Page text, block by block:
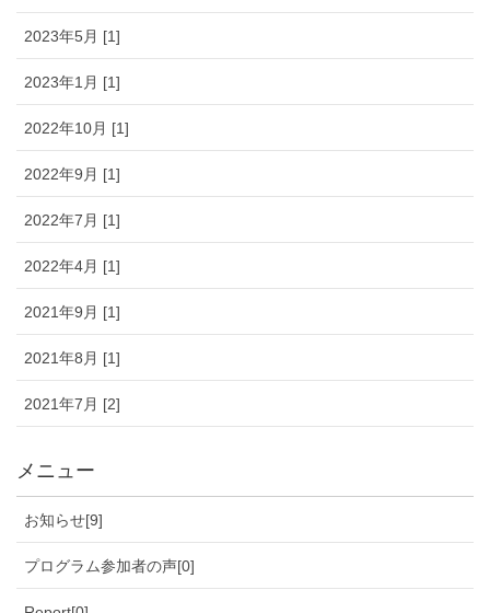
2023年5月 [1]
2023年1月 [1]
2022年10月 [1]
2022年9月 [1]
2022年7月 [1]
2022年4月 [1]
2021年9月 [1]
2021年8月 [1]
2021年7月 [2]
メニュー
お知らせ[9]
プログラム参加者の声[0]